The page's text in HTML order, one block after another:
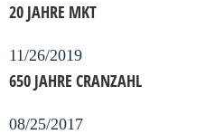
20 JAHRE MKT
11/26/2019
650 JAHRE CRANZAHL
08/25/2017